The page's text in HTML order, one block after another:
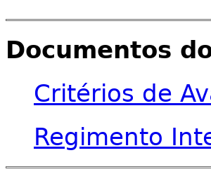
Documentos
Critérios de
Regimento